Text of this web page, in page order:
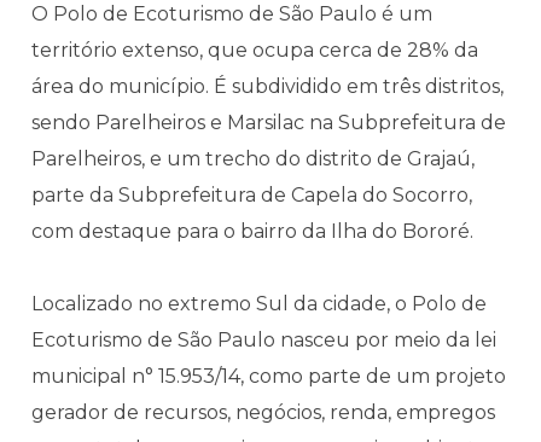
O Polo de Ecoturismo de São Paulo é um
território extenso, que ocupa cerca de 28% da
área do município. É subdividido em três distritos,
sendo Parelheiros e Marsilac na Subprefeitura de
Parelheiros, e um trecho do distrito de Grajaú,
parte da Subprefeitura de Capela do Socorro,
com destaque para o bairro da Ilha do Bororé.
Localizado no extremo Sul da cidade, o Polo de
Ecoturismo de São Paulo nasceu por meio da lei
municipal n° 15.953/14, como parte de um projeto
gerador de recursos, negócios, renda, empregos